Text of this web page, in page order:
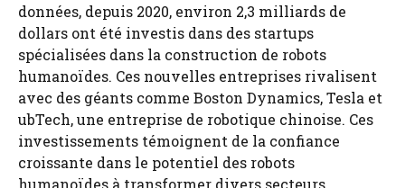
données, depuis 2020, environ 2,3 milliards de
dollars ont été investis dans des startups
spécialisées dans la construction de robots
humanoïdes. Ces nouvelles entreprises rivalisent
avec des géants comme Boston Dynamics, Tesla et
ubTech, une entreprise de robotique chinoise. Ces
investissements témoignent de la confiance
croissante dans le potentiel des robots
humanoïdes à transformer divers secteurs